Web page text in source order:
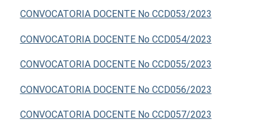
CONVOCATORIA DOCENTE No CCD053/2023
CONVOCATORIA DOCENTE No CCD054/2023
CONVOCATORIA DOCENTE No CCD055/2023
CONVOCATORIA DOCENTE No CCD056/2023
CONVOCATORIA DOCENTE No CCD057/2023